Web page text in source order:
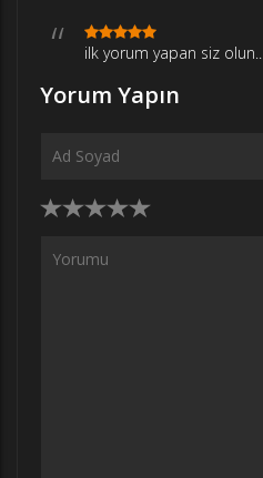
ilk yorum yapan siz olun..
Yorum Yapın